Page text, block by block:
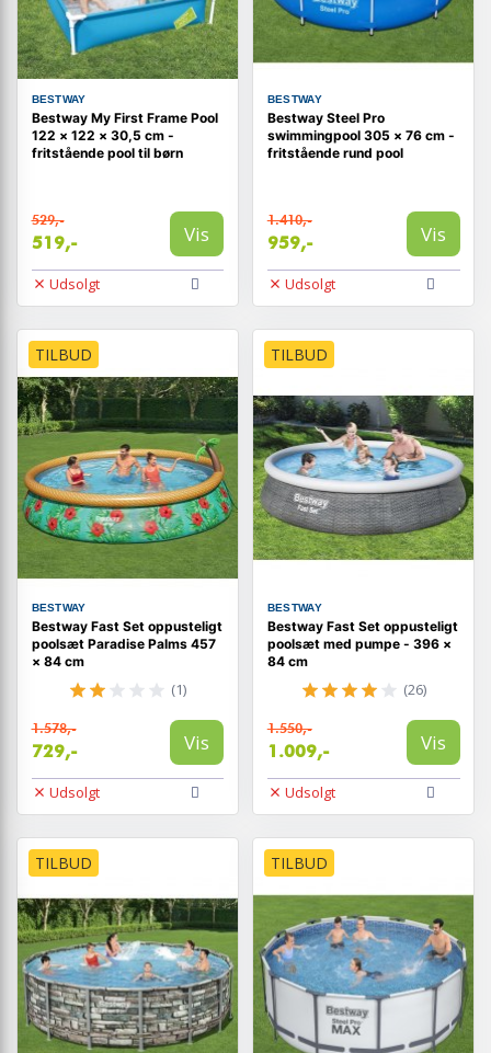
BESTWAY
Bestway My First Frame Pool
122 × 122 × 30,5 cm -
fritstående pool til børn
529,-
519,- Vis
Udsolgt
BESTWAY
Bestway Steel Pro
swimmingpool 305 × 76 cm -
fritstående rund pool
1.410,-
959,- Vis
Udsolgt
TILBUD
BESTWAY
Bestway Fast Set oppusteligt
poolsæt Paradise Palms 457
× 84 cm
(1)
1.578,-
729,- Vis
Udsolgt
TILBUD
BESTWAY
Bestway Fast Set oppusteligt
poolsæt med pumpe - 396 ×
84 cm
(26)
1.550,-
1.009,- Vis
Udsolgt
TILBUD TILBUD